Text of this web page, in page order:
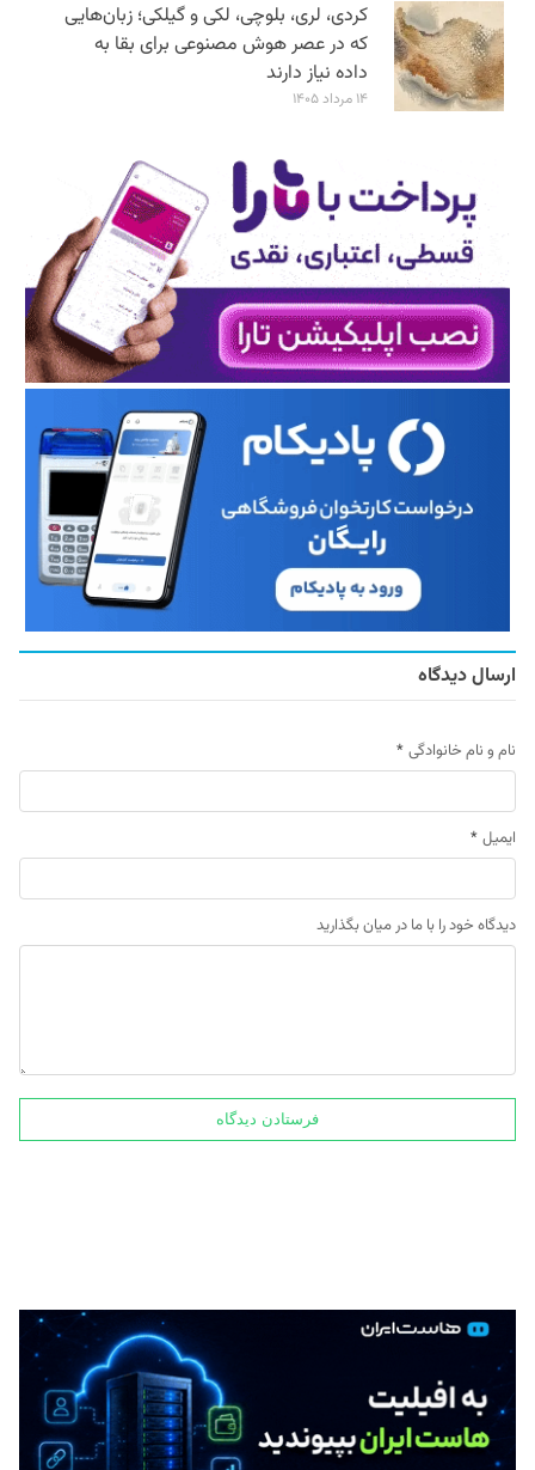
کردی، لری، بلوچی، لکی و گیلکی؛ زبان‌هایی
که در عصر هوش مصنوعی برای بقا به
داده نیاز دارند
۱۴ مرداد ۱۴۰۵
ارسال دیدگاه
نام و نام خانوادگی *
ایمیل *
دیدگاه خود را با ما در میان بگذارید